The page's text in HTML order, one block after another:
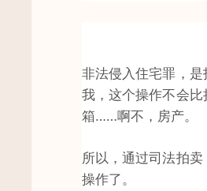
非法侵入住宅罪，
我，这个操作不会
箱……啊不，房产。
所以，通过司法拍
操作了。